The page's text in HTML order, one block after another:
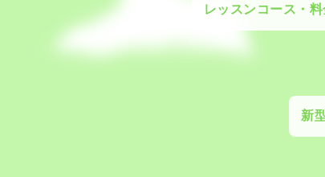
レッスンコース・
新